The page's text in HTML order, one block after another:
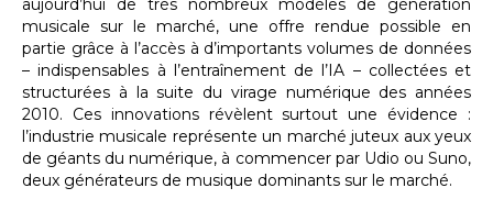
aujourd’hui de très nombreux modèles de génération
musicale sur le marché, une offre rendue possible en
partie grâce à l’accès à d’importants volumes de données
– indispensables à l’entraînement de l’IA – collectées et
structurées à la suite du virage numérique des années
2010. Ces innovations révèlent surtout une évidence :
l’industrie musicale représente un marché juteux aux yeux
de géants du numérique, à commencer par Udio ou Suno,
deux générateurs de musique dominants sur le marché.